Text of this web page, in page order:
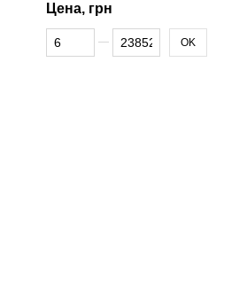
Цена, грн
От Цена, грн
До Цена, грн OK